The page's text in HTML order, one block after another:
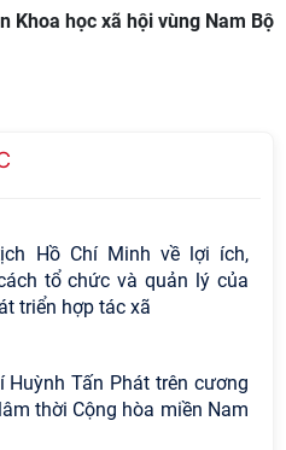
Khoa học xã hội vùng Nam Bộ
Hồ Chí Minh về lợi ích,
tổ chức và quản lý của
triển hợp tác xã
Tấn Phát trên cương
thời Cộng hòa miền Nam